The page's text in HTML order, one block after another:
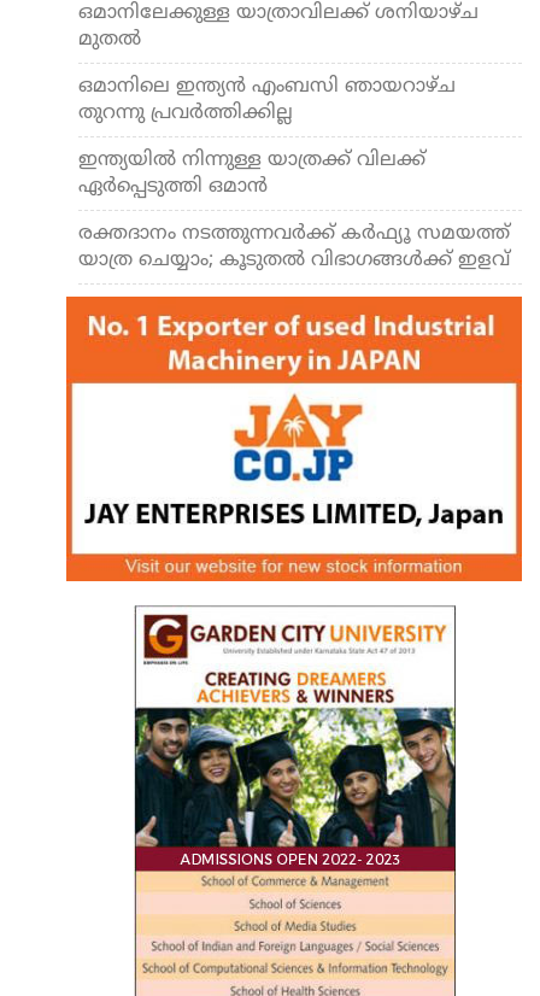
ഒമാനിലേക്കുള്ള യാത്രാവിലക്ക് ശനിയാഴ്ച
മുതല്‍
ഒമാനിലെ ഇന്ത്യന്‍ എംബസി ഞായറാഴ്ച
തുറന്നു പ്രവര്‍ത്തിക്കില്ല
ഇന്ത്യയില്‍ നിന്നുള്ള യാത്രക്ക് വിലക്ക്
ഏര്‍പ്പെടുത്തി ഒമാന്‍
രക്തദാനം നടത്തുന്നവര്‍ക്ക് കര്‍ഫ്യൂ സമയത്ത്
യാത്ര ചെയ്യാം; കൂടുതല്‍ വിഭാഗങ്ങള്‍ക്ക് ഇളവ്